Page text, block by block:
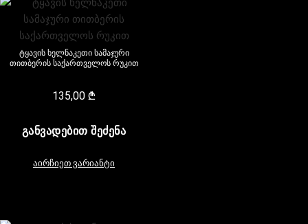
ტყავის ხელნაკეთი სამაჯური
თითბერის საქართველოს რუკით
135,00₾
ᲒᲐᲜᲕᲐᲓᲔᲑᲘᲗ ᲨᲔᲫᲔᲜᲐ
აირჩიეთ ვარიანტი